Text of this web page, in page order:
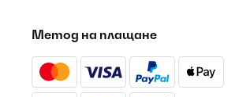
Метод на плащане